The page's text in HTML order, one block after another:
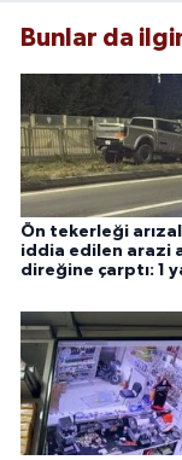
Bunlar da
Ön tekerleği
iddia edilen arazi
direğine çarptı: 1